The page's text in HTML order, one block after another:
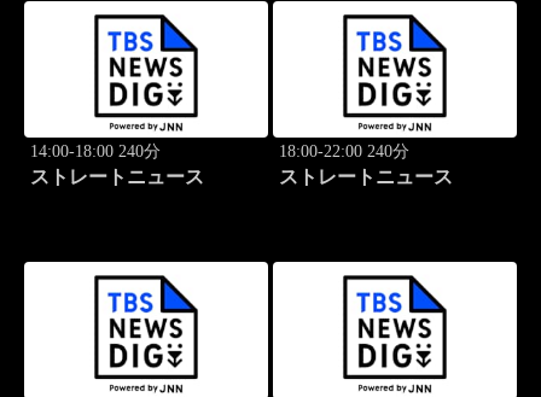
14:00-18:00 240分
ストレートニュース
18:00-22:00 240分
ストレートニュース